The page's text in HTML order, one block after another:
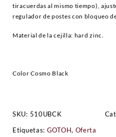
tiracuerdas al mismo tiempo),
regulador de postes con bloqueo
Material de la cejilla: hard zinc.
Color Cosmo Black
SKU: 510UBCK
Etiquetas: GOTOH, Oferta